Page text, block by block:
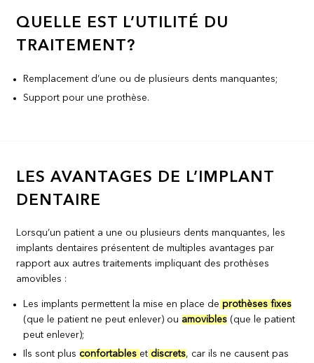
QUELLE EST L’UTILITÉ DU
TRAITEMENT?
Remplacement d’une ou de plusieurs dents manquantes;
Support pour une prothèse.
LES AVANTAGES DE L’IMPLANT
DENTAIRE
Lorsqu’un patient a une ou plusieurs dents manquantes, les
implants dentaires présentent de multiples avantages par
rapport aux autres traitements impliquant des prothèses
amovibles :
Les implants permettent la mise en place de prothèses fixes
(que le patient ne peut enlever) ou amovibles (que le patient
peut enlever);
Ils sont plus confortables et discrets, car ils ne causent pas